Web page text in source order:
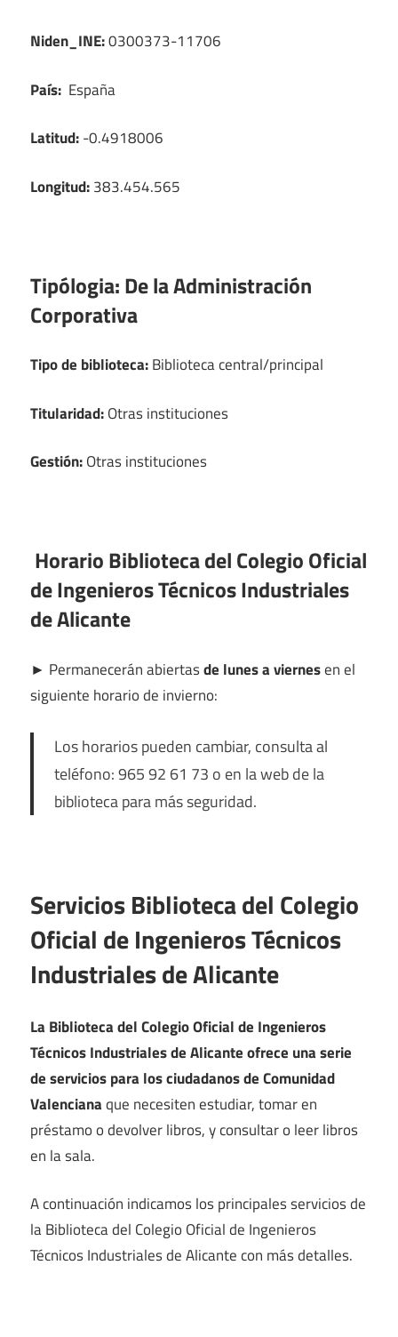
Niden_INE:0300373-11706
País: España
Latitud:-0.4918006
Longitud:383.454.565
Tipólogia:De la Administración
Corporativa
Tipo de biblioteca:Biblioteca central/principal
Titularidad:Otras instituciones
Gestión:Otras instituciones
Horario Biblioteca del Colegio Oficial
de Ingenieros Técnicos Industriales
de Alicante
► Permanecerán abiertasde lunes a viernesen el
siguiente horario de invierno:
Los horarios pueden cambiar, consulta al
teléfono: 965 92 61 73 o en la web de la
biblioteca para más seguridad.
Servicios Biblioteca del Colegio
Oficial de Ingenieros Técnicos
Industriales de Alicante
La Biblioteca del Colegio Oficial de Ingenieros
Técnicos Industriales de Alicante ofrece una serie
de servicios para los ciudadanos de Comunidad
Valencianaque necesiten estudiar, tomar en
préstamo o devolver libros, y consultar o leer libros
en la sala.
A continuación indicamos los principales servicios de
la Biblioteca del Colegio Oficial de Ingenieros
Técnicos Industriales de Alicante con más detalles.